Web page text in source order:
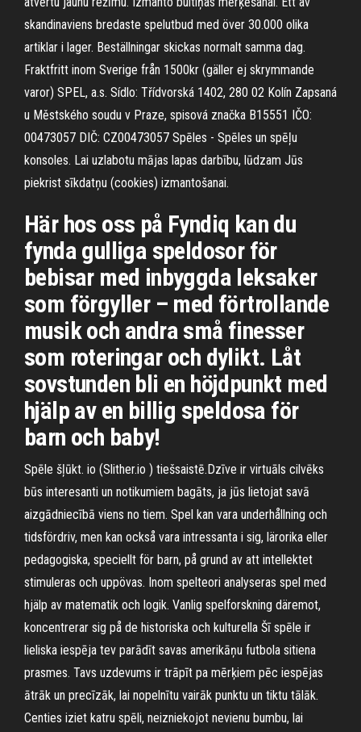
skandinaviens bredaste spelutbud med över 30.000 olika
artiklar i lager. Beställningar skickas normalt samma dag.
Fraktfritt inom Sverige från 1500kr (gäller ej skrymmande
varor) SPEL, a.s. Sídlo: Třídvorská 1402, 280 02 Kolín Zapsaná
u Městského soudu v Praze, spisová značka B15551 IČO:
00473057 DIČ: CZ00473057 Spēles - Spēles un spēļu
konsoles. Lai uzlabotu mājas lapas darbību, lūdzam Jūs
piekrist sīkdatņu (cookies) izmantošanai.
Här hos oss på Fyndiq kan du
fynda gulliga speldosor för
bebisar med inbyggda leksaker
som förgyller – med förtrollande
musik och andra små finesser
som roteringar och dylikt. Låt
sovstunden bli en höjdpunkt med
hjälp av en billig speldosa för
barn och baby!
Spēle šļūkt. io (Slither.io ) tiešsaistē.Dzīve ir virtuāls cilvēks
būs interesanti un notikumiem bagāts, ja jūs lietojat savā
aizgādniecībā viens no tiem. Spel kan vara underhållning och
tidsfördriv, men kan också vara intressanta i sig, lärorika eller
pedagogiska, speciellt för barn, på grund av att intellektet
stimuleras och uppövas. Inom spelteori analyseras spel med
hjälp av matematik och logik. Vanlig spelforskning däremot,
koncentrerar sig på de historiska och kulturella Šī spēle ir
lieliska iespēja tev parādīt savas amerikāņu futbola sitiena
prasmes. Tavs uzdevums ir trāpīt pa mērķiem pēc iespējas
ātrāk un precīzāk, lai nopelnītu vairāk punktu un tiktu tālāk.
Centies iziet katru spēli, neizniekojot nevienu bumbu, lai